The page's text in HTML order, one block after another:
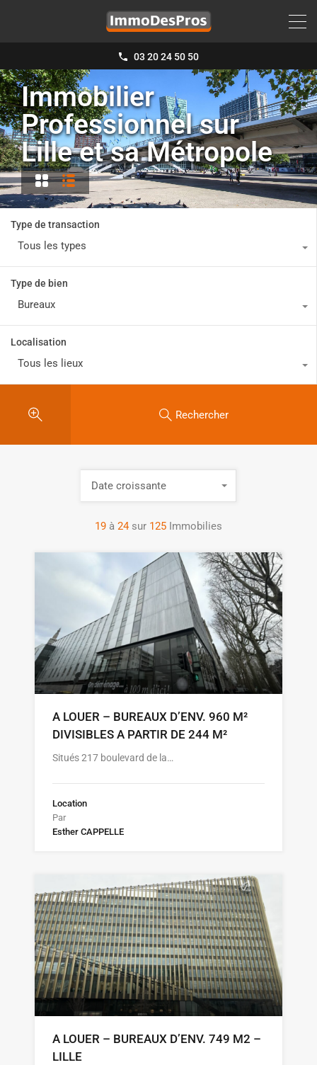
03 20 24 50 50
Immobilier
Professionnel sur
Lille et sa Métropole
Type de transaction
Tous les types
Type de bien
Bureaux
Localisation
Tous les lieux
Rechercher
19 à 24 sur 125 Immobilies
Date croissante
A LOUER – BUREAUX D’ENV. 960 M²
DIVISIBLES A PARTIR DE 244 M²
Situés 217 boulevard de la…
Location
Par
Esther CAPPELLE
A LOUER – BUREAUX D’ENV. 749 M2 –
LILLE